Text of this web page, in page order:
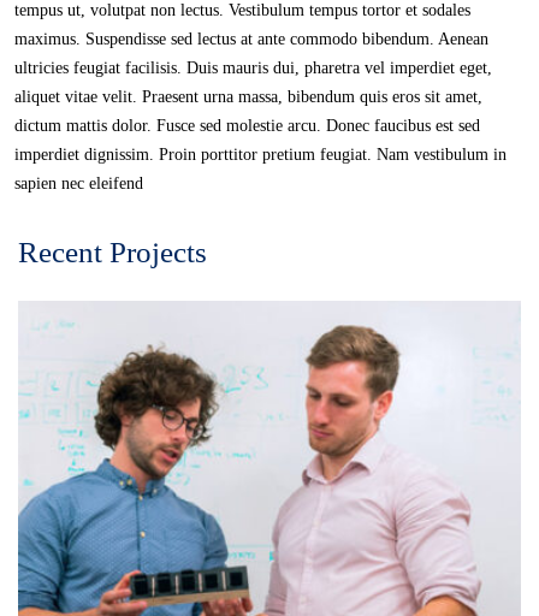
tempus ut, volutpat non lectus. Vestibulum tempus tortor et sodales
maximus. Suspendisse sed lectus at ante commodo bibendum. Aenean
ultricies feugiat facilisis. Duis mauris dui, pharetra vel imperdiet eget,
aliquet vitae velit. Praesent urna massa, bibendum quis eros sit amet,
dictum mattis dolor. Fusce sed molestie arcu. Donec faucibus est sed
imperdiet dignissim. Proin porttitor pretium feugiat. Nam vestibulum in
sapien nec eleifend
Recent Projects